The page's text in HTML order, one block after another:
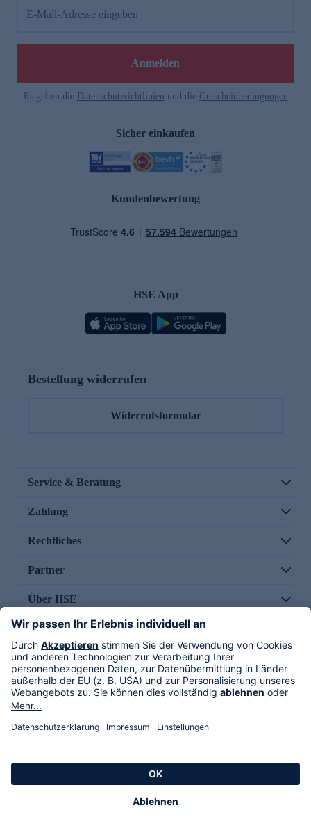
E-Mail-Adresse eingeben
Anmelden
Es gelten die Datenschutzrichtlinien und die Gutscheinbedingungen
Sicher einkaufen
Kundenbewertung
HSE App
Bestellung widerrufen
Widerrufsformular
Service & Beratung
Zahlung
Rechtliches
Partner
Über HSE
Im TV
HSE International